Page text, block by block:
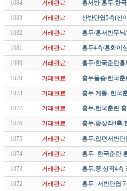
1084 거래완료 홍서반 홍두.한
1083 거래완료 산반단엽5촉(신
1082 거래완료 홍두/홍서반무
1081 거래완료 홍두4촉/홍화이
1080 거래완료 홍두/한국춘란
1079 거래완료 홍두품종/한국
1078 거래완료 홍두 계통. 한국
1077 거래완료 홍두.한국춘란
1076 거래완료 홍두.중상작4촉.
1075 거래완료 홍두.입편서반
1074 거래완료 홍두=한국춘란
1073 거래완료 홍두.중.상작4촉
1072 거래완료 홍두=서반단엽